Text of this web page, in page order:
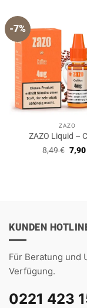
-7%
ZAZO
ZAZO Liquid –
8,49€
Preis
7,90
KUNDEN
Für Beratung und
Verfügung.
0221 423